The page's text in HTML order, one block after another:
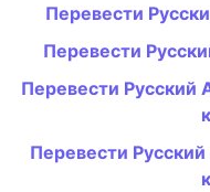
Перевести
Перевести
Перевести Русский
Перевести